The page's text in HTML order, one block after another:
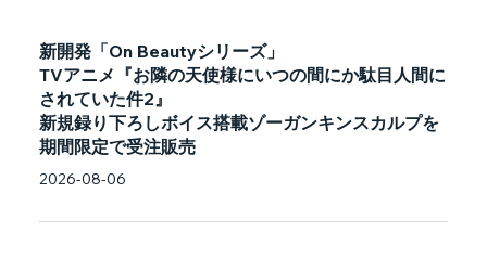
新開発「On Beautyシリーズ」
TVアニメ『お隣の天使様にいつの間にか駄目人間に
されていた件2』
新規録り下ろしボイス搭載ゾーガンキンスカルプを
期間限定で受注販売
2026-08-06